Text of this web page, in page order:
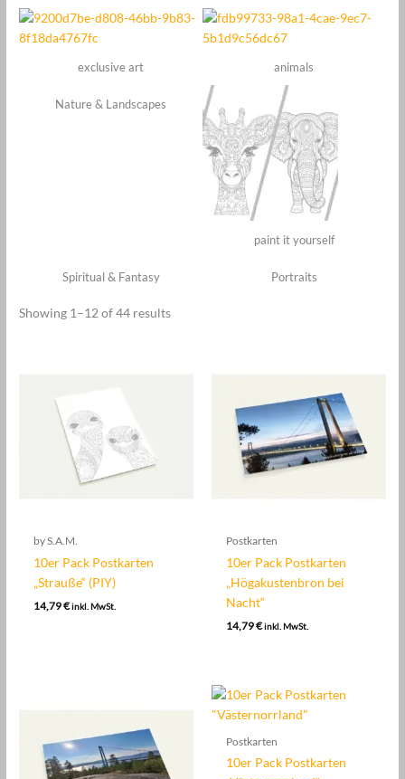
exclusive art animals
Nature & Landscapes
paint it yourself
Spiritual & Fantasy Portraits
Showing 1–12 of 44 results
by S.A.M.
10er Pack Postkarten
„Strauße“ (PIY)
14,79€inkl. MwSt.
Postkarten
10er Pack Postkarten
„Högakustenbron bei
Nacht“
14,79€inkl. MwSt.
Postkarten
10er Pack Postkarten